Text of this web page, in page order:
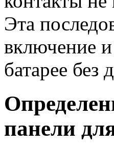
Эта
включение
батарее без
панели